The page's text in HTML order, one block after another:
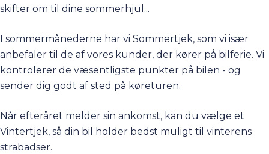
skifter om til dine sommerhjul...
I sommermånederne har vi Sommertjek, som vi især
anbefaler til de af vores kunder, der kører på bilferie. Vi
kontrolerer de væsentligste punkter på bilen - og
sender dig godt af sted på køreturen.
Når efteråret melder sin ankomst, kan du vælge et
Vintertjek, så din bil holder bedst muligt til vinterens
strabadser.